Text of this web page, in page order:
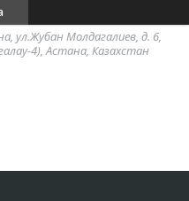
ул.Жубан Молдагалиев, д. 6,
4), Астана, Казахстан